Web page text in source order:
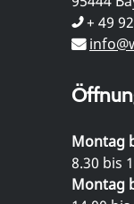
+ 49
Montag
8.30 bis
Montag